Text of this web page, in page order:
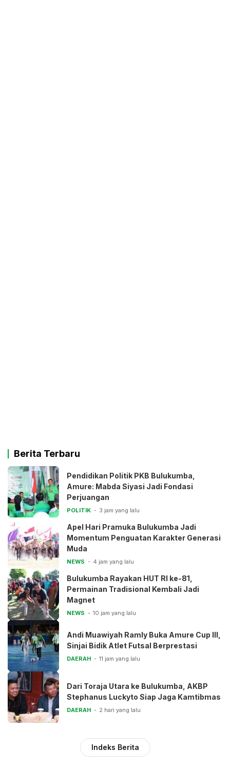
Berita Terbaru
Pendidikan Politik PKB Bulukumba,
Amure: Mabda Siyasi Jadi Fondasi
Perjuangan
POLITIK 3 jam yang lalu
Apel Hari Pramuka Bulukumba Jadi
Momentum Penguatan Karakter Generasi
Muda
NEWS 4 jam yang lalu
Bulukumba Rayakan HUT RI ke-81,
Permainan Tradisional Kembali Jadi
Magnet
NEWS 10 jam yang lalu
Andi Muawiyah Ramly Buka Amure Cup III,
Sinjai Bidik Atlet Futsal Berprestasi
DAERAH 11 jam yang lalu
Dari Toraja Utara ke Bulukumba, AKBP
Stephanus Luckyto Siap Jaga Kamtibmas
DAERAH 2 hari yang lalu
Indeks Berita